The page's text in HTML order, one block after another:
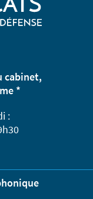
cabinet,
*
: